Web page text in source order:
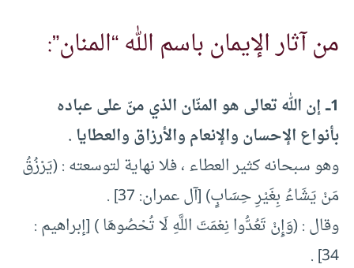
من آثار الإيمان باسم الله “المنان”:
1ـــ إن الله تعالى هو المنّان الذي منّ على عباده
بأنواع الإحسان والإنعام والأرزاق والعطايا .
وهو سبحانه كثير العطاء ، فلا نهاية لتوسعته : (يَرْزُقُ
مَنْ يَشَاءُ بِغَيْرِ حِسَابٍ) [آل عمران: 37] .
وقال : (وَإِنْ تَعُدُّوا نِعْمَتَ اللَّهِ لَا تُحْصُوهَا ) [إبراهيم :
34] .